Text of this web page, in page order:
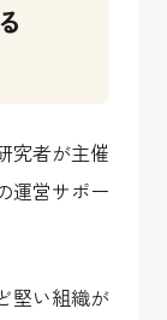
究者が主催
運営サポー
堅い組織が